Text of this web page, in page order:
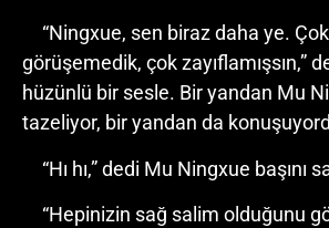
“Ningxue, sen biraz daha ye.
görüşemedik, çok zayıflamışsın,”
hüzünlü bir sesle. Bir yandan Mu
tazeliyor, bir yandan da
“Hı hı,” dedi Mu Ningxue başını
“Hepinizin sağ salim olduğunu